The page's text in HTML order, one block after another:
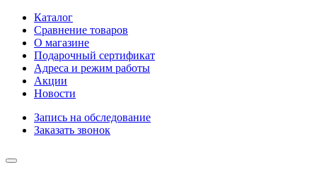
Каталог
Сравнение товаров
О магазине
Подарочный сертификат
Адреса и режим работы
Акции
Новости
Запись на обследование
Заказать звонок